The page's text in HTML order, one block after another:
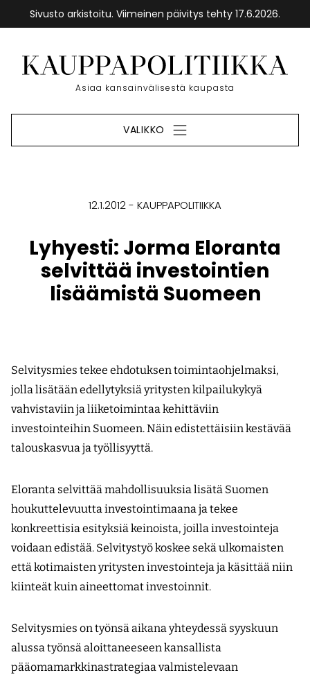
Sivusto arkistoitu. Viimeinen päivitys tehty 17.6.2026.
sisältöön
Etusivu
Asiaa kansainvälisestä kaupasta
VALIKKO
12.1.2012 KAUPPAPOLITIIKKA
Lyhyesti: Jorma Eloranta
selvittää investointien
lisäämistä Suomeen
Selvitysmies tekee ehdotuksen toimintaohjelmaksi,
jolla lisätään edellytyksiä yritysten kilpailukykyä
vahvistaviin ja liiketoimintaa kehittäviin
investointeihin Suomeen. Näin edistettäisiin kestävää
talouskasvua ja työllisyyttä.
Eloranta selvittää mahdollisuuksia lisätä Suomen
houkuttelevuutta investointimaana ja tekee
konkreettisia esityksiä keinoista, joilla investointeja
voidaan edistää. Selvitystyö koskee sekä ulkomaisten
että kotimaisten yritysten investointeja ja käsittää niin
kiinteät kuin aineettomat investoinnit.
Selvitysmies on työnsä aikana yhteydessä syyskuun
alussa työnsä aloittaneeseen kansallista
pääomamarkkinastrategiaa valmistelevaan